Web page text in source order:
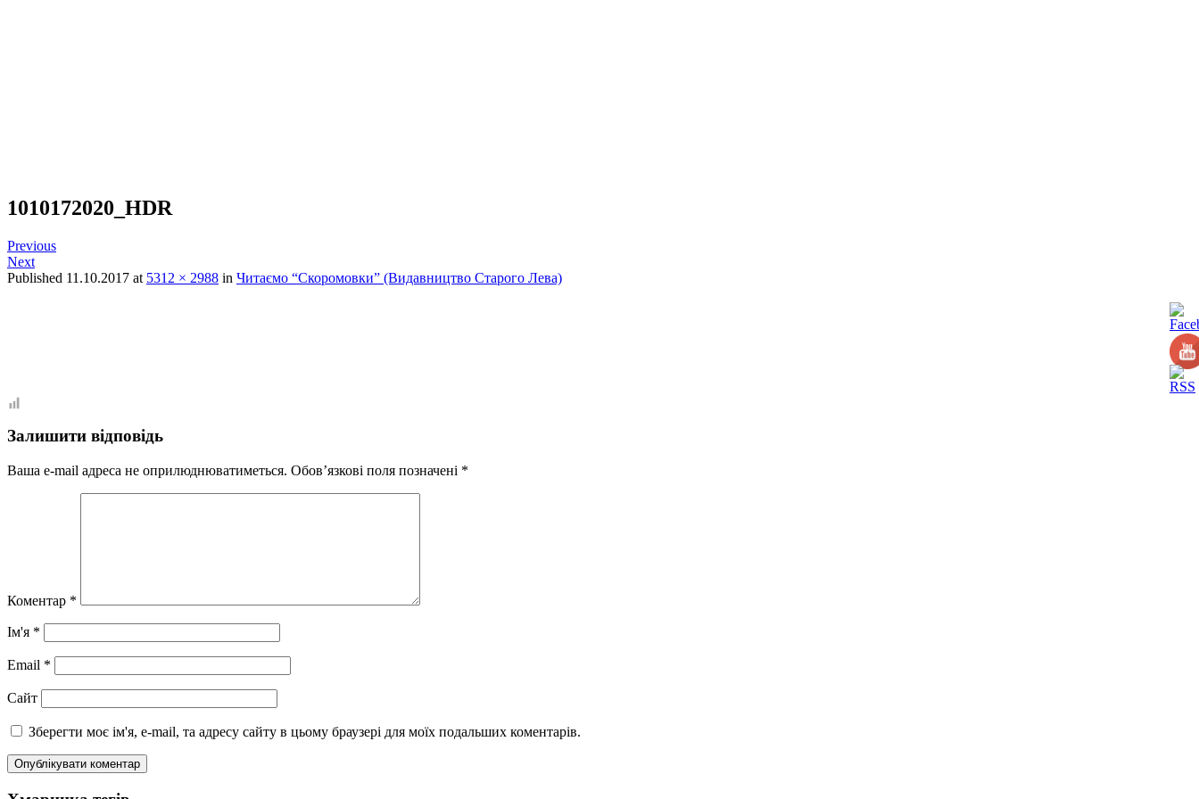
1010172020_HDR
Previous
Next
Published 11.10.2017 at 5312 × 2988 in Читаємо “Скоромовки” (Видавництво Старого Лева)
Залишити відповідь
Ваша e-mail адреса не оприлюднюватиметься. Обов’язкові поля позначені *
Коментар *
Ім'я *
Email *
Сайт
Зберегти моє ім'я, e-mail, та адресу сайту в цьому браузері для моїх подальших коментарів.